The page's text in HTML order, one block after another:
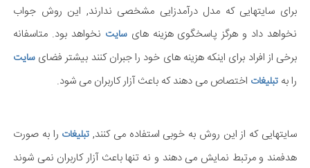
برای سایتهایی که مدل درآمدزایی مشخصی ندارند, این روش جواب
نخواهد داد و هرگز پاسخگوی هزینه هایسایت نخواهد بود. متاسفانه
برخی از افراد برای اینکه هزینه های خود را جبران کنند بیشتر فضای سایت
را به تبلیغات اختصاص می دهند که باعث آزار کاربران می شود.
سایتهایی که از این روش به خوبی استفاده می کنند, تبلیغات را به صورت
هدفمند و مرتبط نمایش می دهند و نه تنها باعث آزار کاربران نمی شوند